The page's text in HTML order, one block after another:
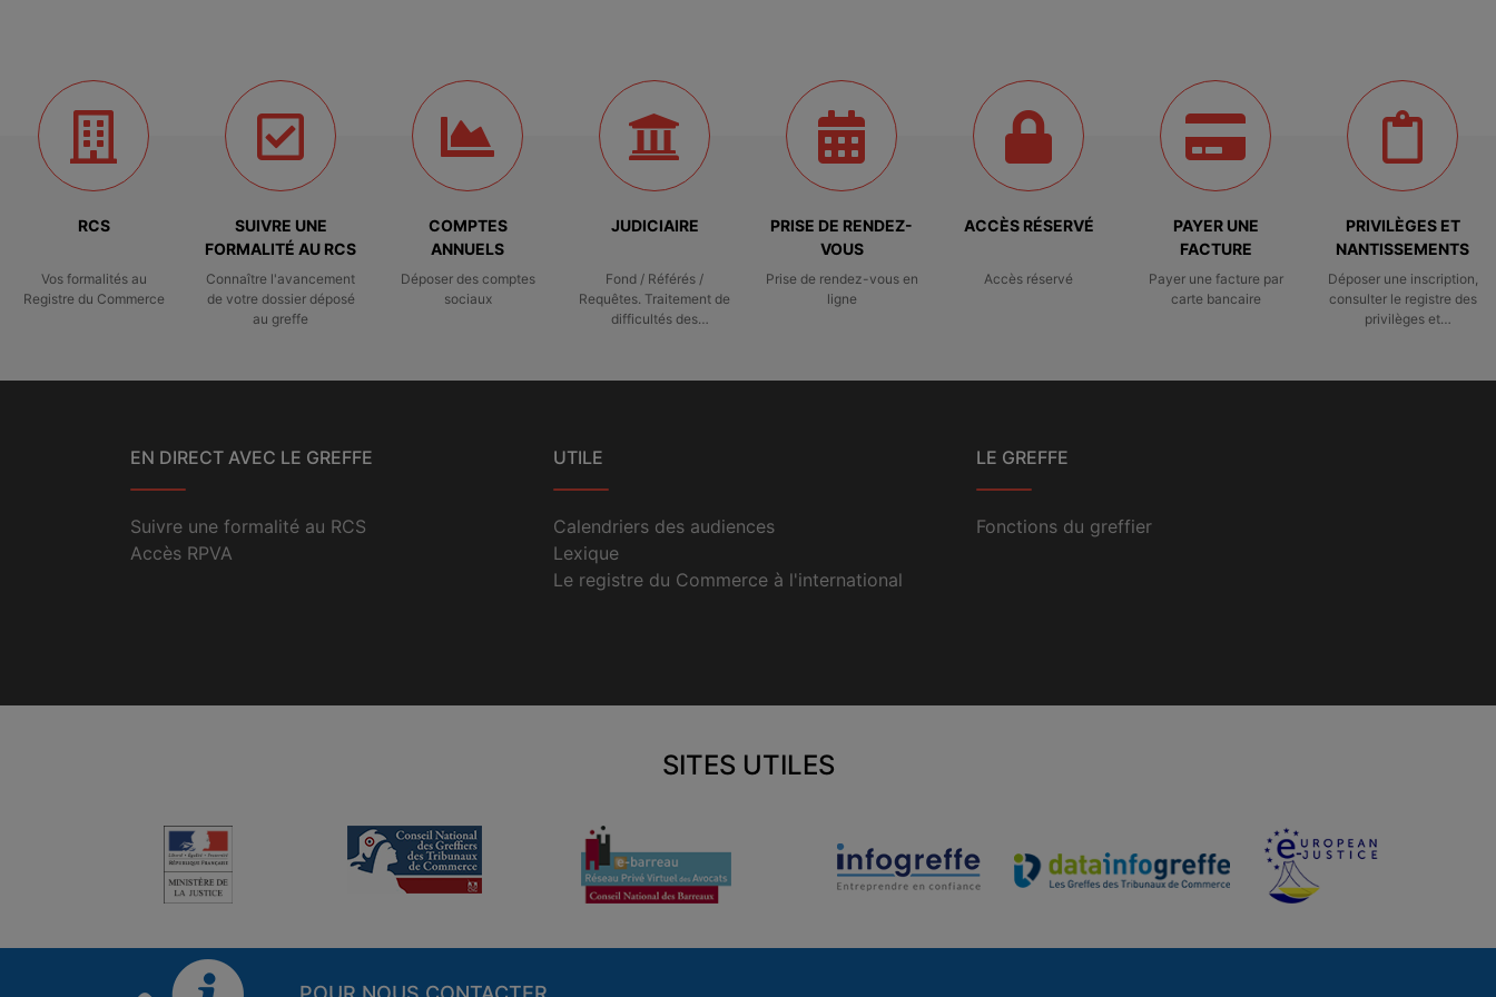
RCS
Vos formalités au
Registre du Commerce
SUIVRE UNE
FORMALITÉ AU RCS
Connaître l'avancement
de votre dossier déposé
au greffe
COMPTES
ANNUELS
Déposer des comptes
sociaux
JUDICIAIRE
Fond / Référés /
Requêtes. Traitement de
difficultés des
PRISE DE RENDEZ-
VOUS
Prise de rendez-vous en
ligne
ACCÈS RÉSERVÉ
Accès réservé
PAYER UNE
FACTURE
Payer une facture par
carte bancaire
PRIVILÈGES ET
NANTISSEMENTS
Déposer une inscription,
consulter le registre des
privilèges et
EN DIRECT AVEC LE GREFFE
Suivre une formalité au RCS
Accès RPVA
UTILE
Calendriers des audiences
Lexique
Le registre du Commerce à l'international
LE GREFFE
Fonctions du greffier
SITES UTILES